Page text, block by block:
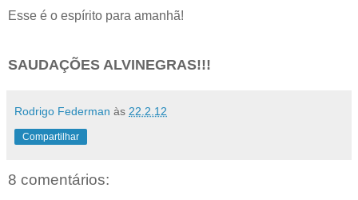
Esse é o espírito para amanhã!
SAUDAÇÕES ALVINEGRAS!!!
Rodrigo Federman às 22.2.12
Compartilhar
8 comentários: